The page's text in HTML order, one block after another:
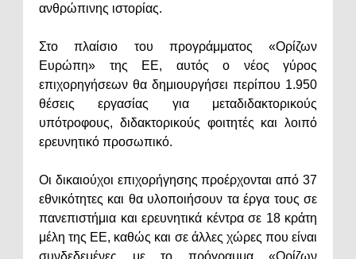
ανθρώπινης ιστορίας.
Στο πλαίσιο του προγράμματος «Ορίζων
Ευρώπη» της ΕΕ, αυτός ο νέος γύρος
επιχορηγήσεων θα δημιουργήσει περίπου 1.950
θέσεις εργασίας για μεταδιδακτορικούς
υπότροφους, διδακτορικούς φοιτητές και λοιπό
ερευνητικό προσωπικό.
Οι δικαιούχοι επιχορήγησης προέρχονται από 37
εθνικότητες και θα υλοποιήσουν τα έργα τους σε
πανεπιστήμια και ερευνητικά κέντρα σε 18 κράτη
μέλη της ΕΕ, καθώς και σε άλλες χώρες που είναι
συνδεδεμένες με το πρόγραμμα «Ορίζων